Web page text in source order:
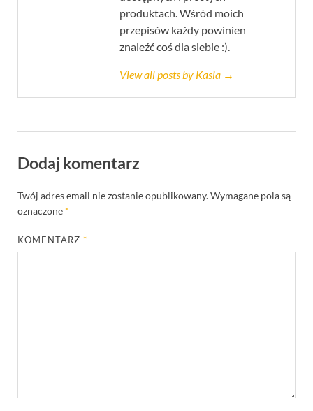
produktach. Wśród moich
przepisów każdy powinien
znaleźć coś dla siebie :).
View all posts by Kasia →
Dodaj komentarz
Twój adres email nie zostanie opublikowany.Wymagane pola są
oznaczone *
KOMENTARZ*